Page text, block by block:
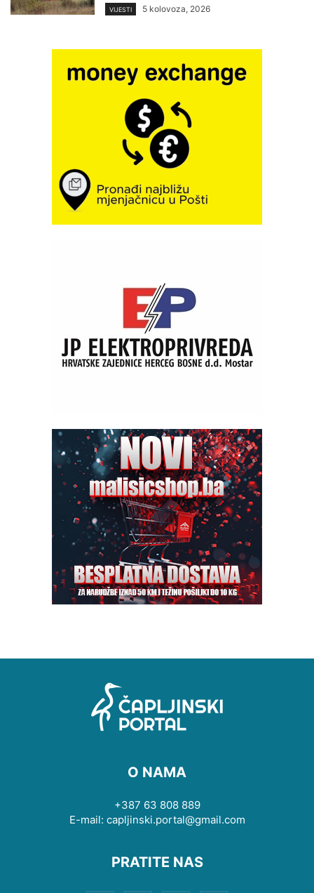
VIJESTI 5 kolovoza, 2026
O NAMA
+387 63 808 889
E-mail: capljinski.portal@gmail.com
PRATITE NAS